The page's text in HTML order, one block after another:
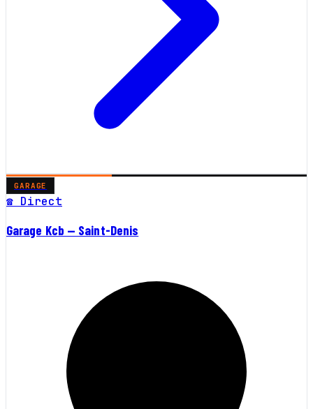
GARAGE
☎ Direct
Garage Kcb — Saint-Denis